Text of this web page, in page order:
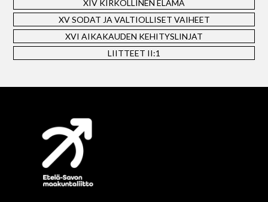
XIV KIRKOLLINEN ELÄMÄ
XV SODAT JA VALTIOLLISET VAIHEET
XVI AIKAKAUDEN KEHITYSLINJAT
LIITTEET II:1